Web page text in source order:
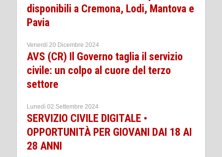
disponibili a Cremona, Lodi, Mantova e
Pavia
Venerdì 20 Dicembre 2024
AVS (CR) Il Governo taglia il servizio
civile: un colpo al cuore del terzo
settore
Lunedì 02 Settembre 2024
SERVIZIO CIVILE DIGITALE •
OPPORTUNITÀ PER GIOVANI DAI 18 AI
28 ANNI